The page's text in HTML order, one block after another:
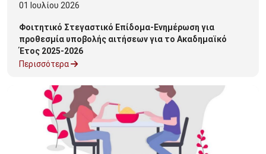
01 Ιουλίου 2026
Φοιτητικό Στεγαστικό Επίδομα-Ενημέρωση για
προθεσμία υποβολής αιτήσεων για το Ακαδημαϊκό
Έτος 2025-2026
Περισσότερα